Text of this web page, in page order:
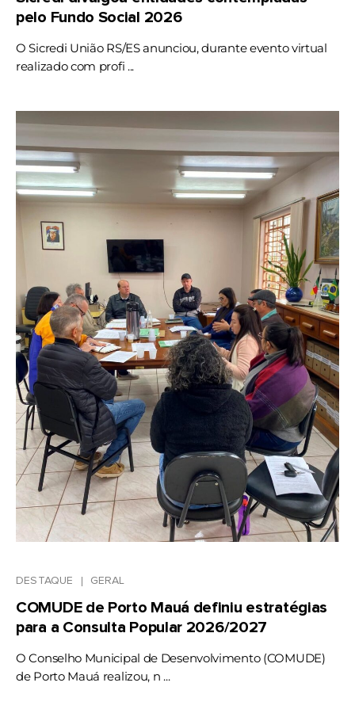
pelo Fundo Social 2026
O Sicredi União RS/ES anunciou, durante evento virtual
realizado com profi ...
DESTAQUE GERAL
COMUDE de Porto Mauá definiu estratégias
para a Consulta Popular 2026/2027
O Conselho Municipal de Desenvolvimento (COMUDE)
de Porto Mauá realizou, n ...